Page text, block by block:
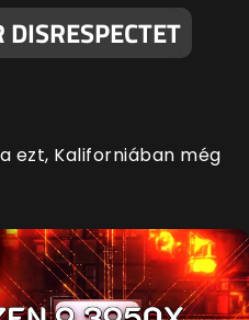
ezt, Kaliforniában még